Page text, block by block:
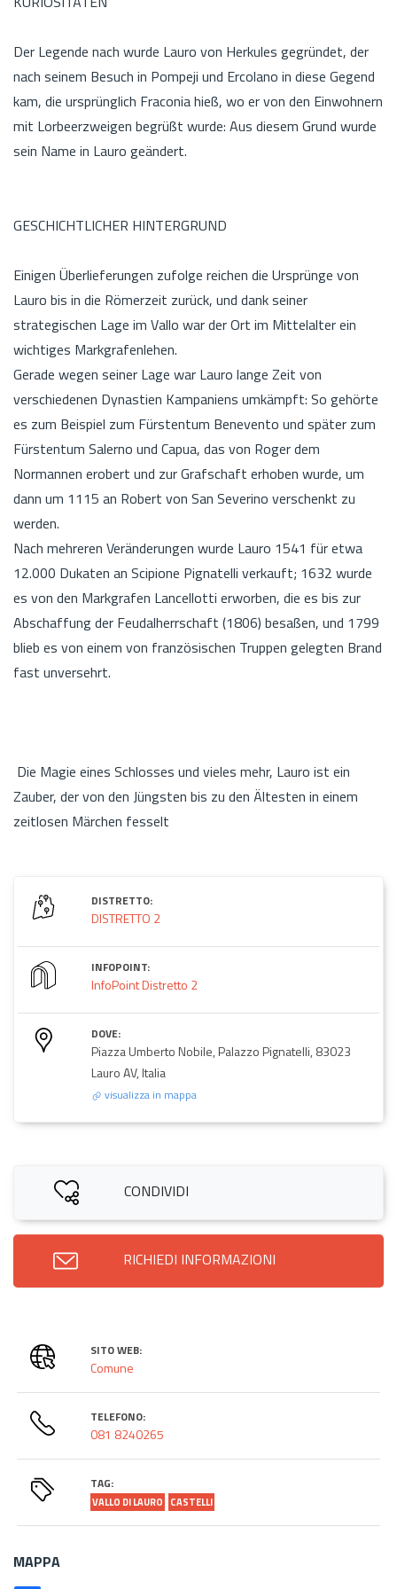
Der Legende nach wurde Lauro von Herkules gegründet, der
nach seinem Besuch in Pompeji und Ercolano in diese Gegend
kam, die ursprünglich Fraconia hieß, wo er von den Einwohnern
mit Lorbeerzweigen begrüßt wurde: Aus diesem Grund wurde
sein Name in Lauro geändert.
GESCHICHTLICHER HINTERGRUND
Einigen Überlieferungen zufolge reichen die Ursprünge von
Lauro bis in die Römerzeit zurück, und dank seiner
strategischen Lage im Vallo war der Ort im Mittelalter ein
wichtiges Markgrafenlehen.
Gerade wegen seiner Lage war Lauro lange Zeit von
verschiedenen Dynastien Kampaniens umkämpft: So gehörte
es zum Beispiel zum Fürstentum Benevento und später zum
Fürstentum Salerno und Capua, das von Roger dem
Normannen erobert und zur Grafschaft erhoben wurde, um
dann um 1115 an Robert von San Severino verschenkt zu
werden.
Nach mehreren Veränderungen wurde Lauro 1541 für etwa
12.000 Dukaten an Scipione Pignatelli verkauft; 1632 wurde
es von den Markgrafen Lancellotti erworben, die es bis zur
Abschaffung der Feudalherrschaft (1806) besaßen, und 1799
blieb es von einem von französischen Truppen gelegten Brand
fast unversehrt.
Die Magie eines Schlosses und vieles mehr, Lauro ist ein
Zauber, der von den Jüngsten bis zu den Ältesten in einem
zeitlosen Märchen fesselt
DISTRETTO:
DISTRETTO 2
INFOPOINT:
InfoPoint Distretto 2
DOVE:
Piazza Umberto Nobile, Palazzo Pignatelli, 83023
Lauro AV, Italia
visualizza in mappa
CONDIVIDI
RICHIEDI INFORMAZIONI
SITO WEB:
Comune
TELEFONO:
081 8240265
TAG:
VALLO DI LAURO CASTELLI
MAPPA